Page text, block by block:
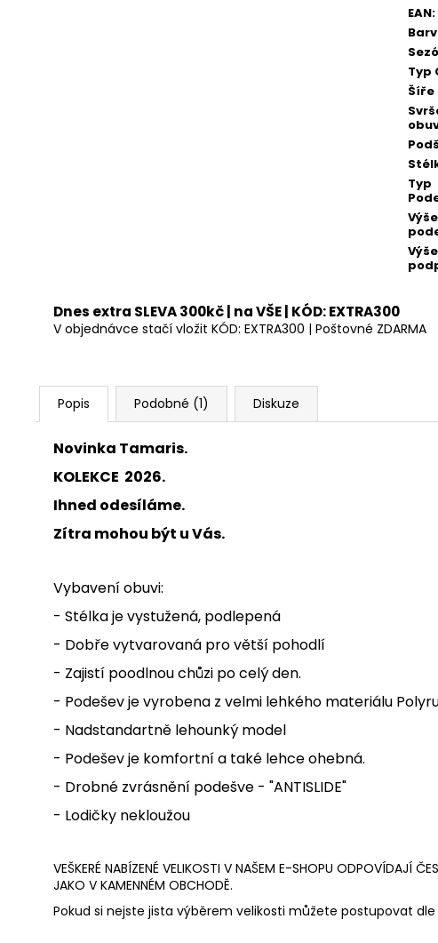
EAN:
Typ
Šíře
Typ
Výše
Výše
Dnes extra SLEVA 300kč | na VŠE | KÓD: EXTRA300
V objednávce stačí vložit KÓD: EXTRA300 | Poštovné ZDARMA
Popis Podobné (1) Diskuze
Novinka Tamaris.
KOLEKCE 2026.
Ihned odesíláme.
Zítra mohou být u Vás.
Vybavení obuvi:
- Stélka je vystužená, podlepená
- Dobře vytvarovaná pro větší pohodlí
- Zajistí poodlnou chůzi po celý den.
- Podešev je vyrobena z velmi lehkého materiálu
- Nadstandartně lehounký model
- Podešev je komfortní a také lehce ohebná.
- Drobné zvrásnění podešve - "ANTISLIDE"
- Lodičky nekloužou
VEŠKERÉ NABÍZENÉ VELIKOSTI V NAŠEM E-SHOPU ODPOVÍDAJÍ
JAKO V KAMENNÉM OBCHODĚ.
Pokud si nejste jista výběrem velikosti můžete postupovat